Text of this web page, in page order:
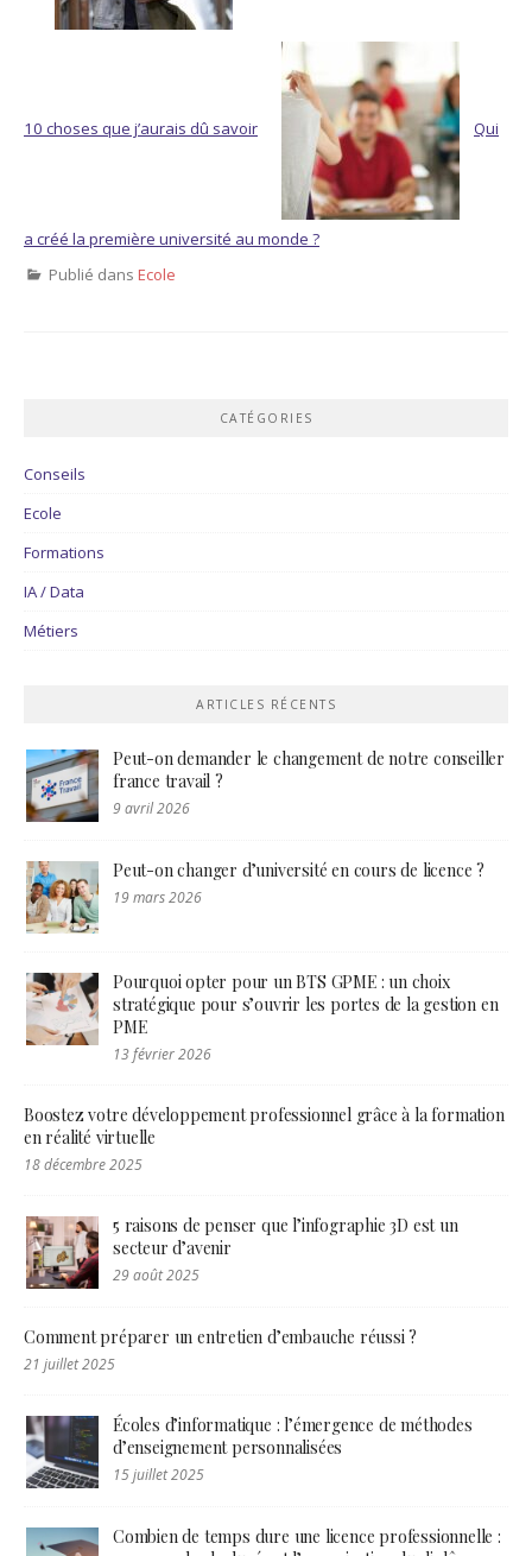
10 choses que j’aurais dû savoir Qui
a créé la première université au monde ?
Publié dans Ecole
CATÉGORIES
Conseils
Ecole
Formations
IA / Data
Métiers
ARTICLES RÉCENTS
Peut-on demander le changement de notre conseiller
france travail ?
9 avril 2026
Peut-on changer d’université en cours de licence ?
19 mars 2026
Pourquoi opter pour un BTS GPME : un choix
stratégique pour s’ouvrir les portes de la gestion en
PME
13 février 2026
Boostez votre développement professionnel grâce à la formation
en réalité virtuelle
18 décembre 2025
5 raisons de penser que l’infographie 3D est un
secteur d’avenir
29 août 2025
Comment préparer un entretien d’embauche réussi ?
21 juillet 2025
Écoles d’informatique : l’émergence de méthodes
d’enseignement personnalisées
15 juillet 2025
Combien de temps dure une licence professionnelle :